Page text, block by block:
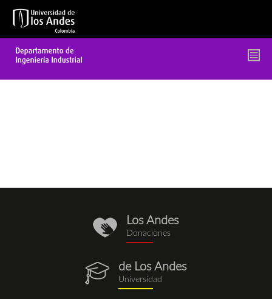
contenido
donaciones.png
Los Andes
Donaciones
egresados.png
de Los Andes
Universidad